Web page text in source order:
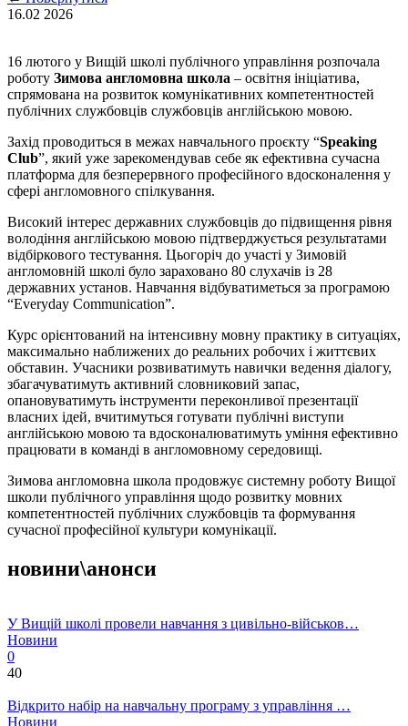
16.02 2026
16 лютого у Вищій школі публічного управління розпочала
роботу Зимова англомовна школа – освітня ініціатива,
спрямована на розвиток комунікативних компетентностей
публічних службовців службовців англійською мовою.
Захід проводиться в межах навчального проєкту “Speaking
Club”, який уже зарекомендував себе як ефективна сучасна
платформа для безперервного професійного вдосконалення у
сфері англомовного спілкування.
Високий інтерес державних службовців до підвищення рівня
володіння англійською мовою підтверджується результатами
відбіркового тестування. Цьогоріч до участі у Зимовій
англомовній школі було зараховано 80 слухачів із 28
державних установ. Навчання відбуватиметься за програмою
“Everyday Communication”.
Курс орієнтований на інтенсивну мовну практику в ситуаціях,
максимально наближених до реальних робочих і життєвих
обставин. Учасники розвиватимуть навички ведення діалогу,
збагачуватимуть активний словниковий запас,
опановуватимуть інструменти переконливої презентації
власних ідей, вчитимуться готувати публічні виступи
англійською мовою та вдосконалюватимуть уміння ефективно
працювати в команді в англомовному середовищі.
Зимова англомовна школа продовжує системну роботу Вищої
школи публічного управління щодо розвитку мовних
компетентностей публічних службовців та формування
сучасної професійної культури комунікації.
новини\анонси
У Вищій школі провели навчання з цивільно-військов…
Новини
0
40
Відкрито набір на навчальну програму з управління …
Новини